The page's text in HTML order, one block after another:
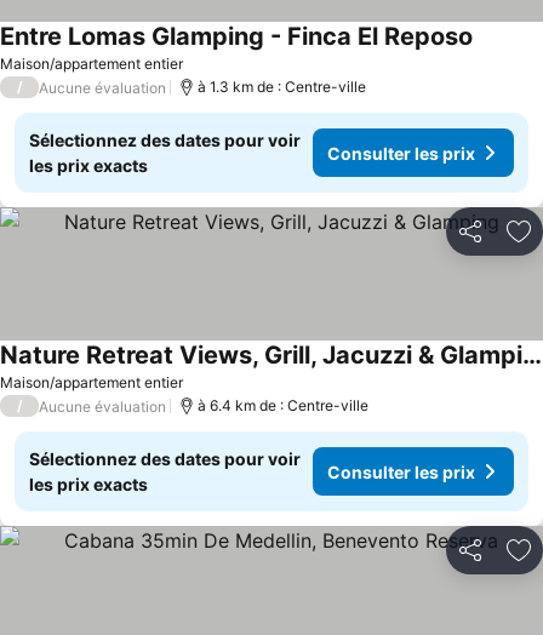
Maison/appartement entier
Entre Lomas Glamping - Finca El Reposo
/ Aucune évaluation à 1.3 km de : Centre-ville
Sélectionnez des dates pour voir
les prix exacts
Consulter les prix
Partager
Maison/appartement entier
Nature Retreat Views, Grill, Jacuzzi & Glamping
/ Aucune évaluation à 6.4 km de : Centre-ville
Sélectionnez des dates pour voir
les prix exacts
Consulter les prix
Partager